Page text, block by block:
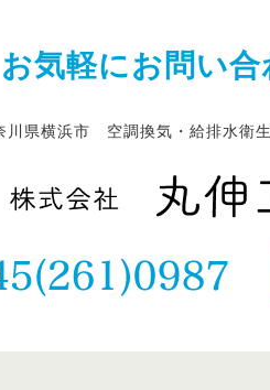
お気軽にお問い
川県横浜市 空調換気・給排水衛